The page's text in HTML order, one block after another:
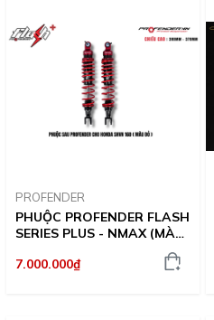
PROFENDER
PHUỘC PROFENDER FLASH
SERIES PLUS - NMAX (MÀU
7.000.000₫